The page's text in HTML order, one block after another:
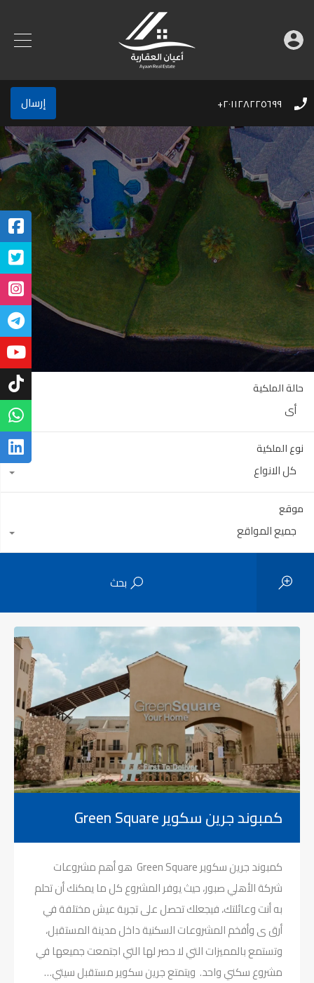
٢٠١١٢٨٢٢٥٦٩٩+ إرسال
حالة الملكية
أي
نوع الملكية
كل الانواع
موقع
جميع المواقع
بحث
كمبوند جرين سكوير Green Square
كمبوند جرين سكوير Green Square هو أهم مشروعات
شركة الأهلي صبور، حيث يوفر المشروع كل ما يمكنك أن تحلم
به أنت وعائلتك، فيجعلك تحصل على تجربة عيش مختلفة في
أرق ى وأفخم المشروعات السكنية داخل مدينة المستقبل،
وتستمع بالمميزات التي لا حصر لها التي اجتمعت جميعها في
مشروع سكني واحد. ويتمتع جرين سكوير مستقبل سيتي…